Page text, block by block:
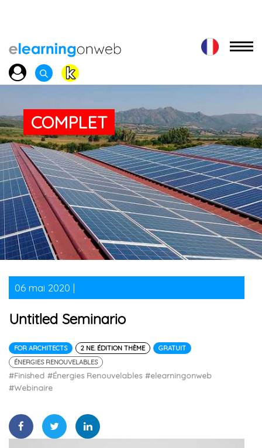
COMPLET
06 mai 2020 |
Untitled Seminario
FOR ARCHITECTS 2 NE. ÉDITION THÈME
GRATUIT
ÉNERGIES RENOUVELABLES
#Finished #Énergies Renouvelables #elearningonweb
#Webinaire